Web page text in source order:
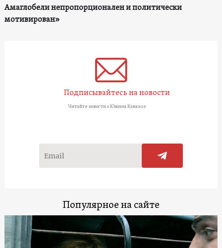
Амаглобели непропорционален и политически
мотивирован»
Подписывайтесь на новости
Читайте новости о Южном Кавказе
Популярное на сайте